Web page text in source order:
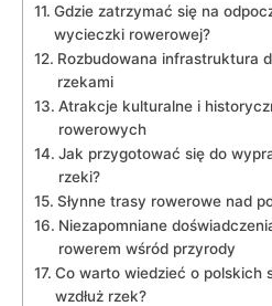
Gdzie zatrzymać się na
wycieczki rowerowej?
Rozbudowana infrastruktura
rzekami
Atrakcje kulturalne i⁣
rowerowych
Jak przygotować się do
rzeki?
Słynne trasy rowerowe nad
Niezapomniane
rowerem wśród przyrody
Co warto wiedzieć o polskich
wzdłuż‌ rzek?